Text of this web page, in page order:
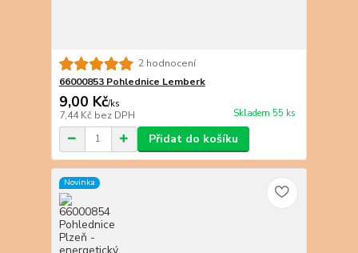
2 hodnocení
66000853 Pohlednice Lemberk
9,00 Kč/ks
7,44 Kč bez DPH Skladem 55 ks
Přidat do košíku
Novinka